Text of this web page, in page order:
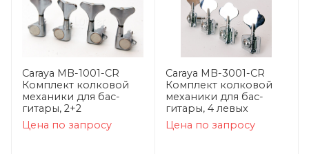
Caraya MB-1001-CR
Комплект колковой
механики для бас-
гитары, 2+2
Цена по запросу
Caraya MB-3001-CR
Комплект колковой
механики для бас-
гитары, 4 левых
Цена по запросу